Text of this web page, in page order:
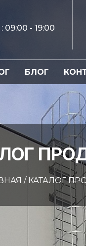
09:00 - 19:00
БЛОГ
/ КАТАЛОГ